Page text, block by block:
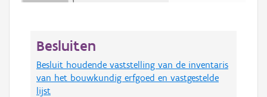
Besluiten
Besluit houdende vaststelling van de inventaris
van het bouwkundig erfgoed en vastgestelde
lijst